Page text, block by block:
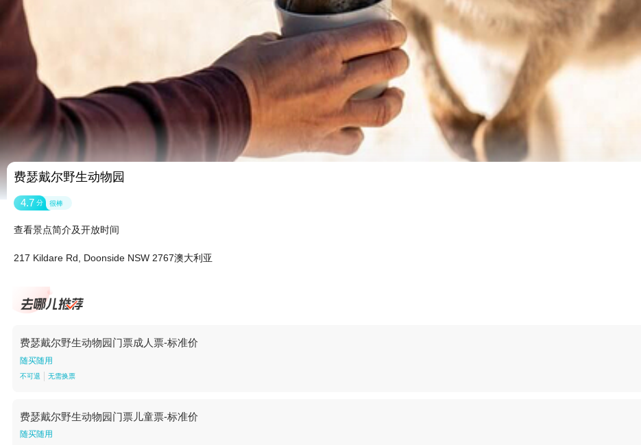
费瑟戴尔野生动物园
4.7 分 很棒
查看景点简介及开放时间
217 Kildare Rd, Doonside NSW 2767澳大利亚
费瑟戴尔野生动物园门票成人票-标准价
随买随用
不可退 无需换票
费瑟戴尔野生动物园门票儿童票-标准价
随买随用